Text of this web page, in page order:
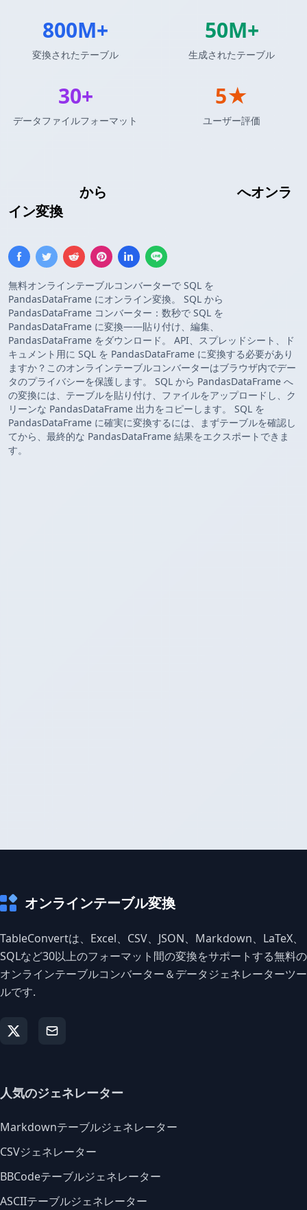
から
へオンラ
イン変換
無料オンラインテーブルコンバーターで SQL を
PandasDataFrame にオンライン変換。 SQL から
PandasDataFrame コンバーター：数秒で SQL を
PandasDataFrame に変換——貼り付け、編集、
PandasDataFrame をダウンロード。 API、スプレッドシート、ド
キュメント用に SQL を PandasDataFrame に変換する必要があり
ますか？このオンラインテーブルコンバーターはブラウザ内でデー
タのプライバシーを保護します。 SQL から PandasDataFrame へ
の変換には、テーブルを貼り付け、ファイルをアップロードし、ク
リーンな PandasDataFrame 出力をコピーします。 SQL を
PandasDataFrame に確実に変換するには、まずテーブルを確認し
てから、最終的な PandasDataFrame 結果をエクスポートできま
す。
800M+
変換されたテーブル
50M+
生成されたテーブル
30+
データファイルフォーマット
5★
ユーザー評価
オンラインテーブル変換
TableConvertは、Excel、CSV、JSON、Markdown、LaTeX、
SQLなど30以上のフォーマット間の変換をサポートする無料の
オンラインテーブルコンバーター＆データジェネレーターツー
ルです.
人気のジェネレーター
Markdownテーブルジェネレーター
CSVジェネレーター
BBCodeテーブルジェネレーター
ASCIIテーブルジェネレーター